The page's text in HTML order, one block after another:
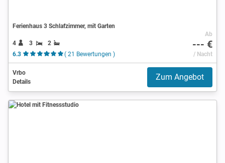
Ferienhaus 3 Schlafzimmer, mit Garten
4 3
2
6.3
( 21 Bewertungen )
Ab
--- €
/ Nacht
Vrbo
Details
Zum Angebot